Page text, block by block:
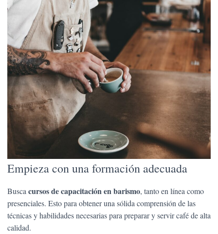
Empieza con una formación adecuada
Busca cursos de capacitación en barismo, tanto en línea como
presenciales. Esto para obtener una sólida comprensión de las
técnicas y habilidades necesarias para preparar y servir café de alta
calidad.